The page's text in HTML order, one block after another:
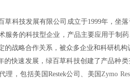
草科技发展有限公司成立于1999年，坐
服务的科技型企业，产品主要应用于制
的战略合作关系，被众多企业和科研机
的快速发展，绿百草科技创建了产品种
理，包括美国 Restek公司、美国Zymo